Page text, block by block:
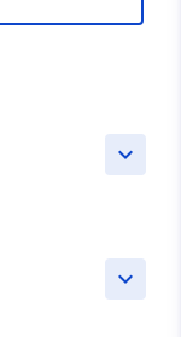
keyboard_arrow_down
keyboard_arrow_down